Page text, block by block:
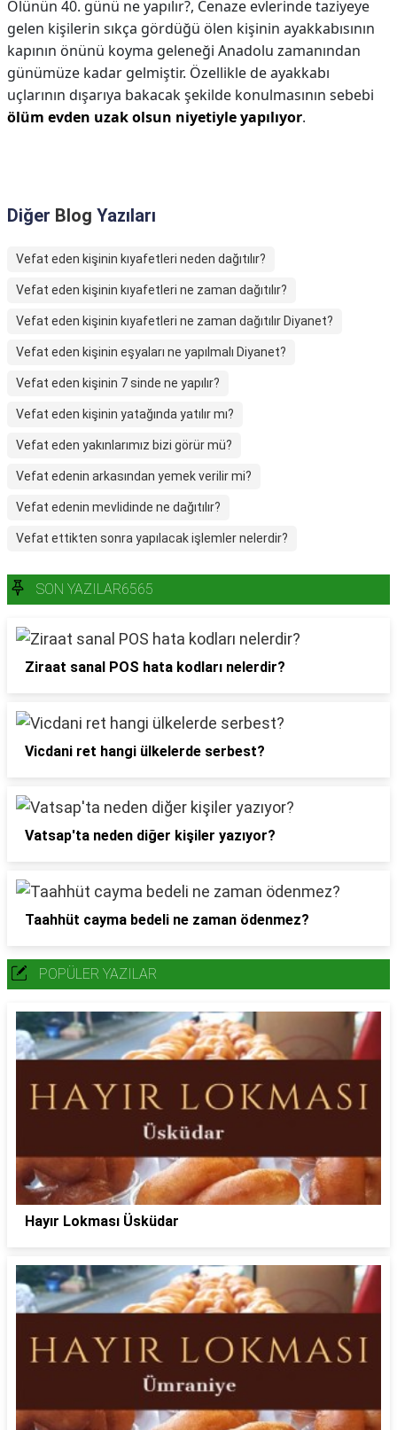
Ölünün 40. günü ne yapılır?, Cenaze evlerinde taziyeye
gelen kişilerin sıkça gördüğü ölen kişinin ayakkabısının
kapının önünü koyma geleneği Anadolu zamanından
günümüze kadar gelmiştir. Özellikle de ayakkabı
uçlarının dışarıya bakacak şekilde konulmasının sebebi
ölüm evden uzak olsun niyetiyle yapılıyor.
Diğer Blog Yazıları
Vefat eden kişinin kıyafetleri neden dağıtılır?
Vefat eden kişinin kıyafetleri ne zaman dağıtılır?
Vefat eden kişinin kıyafetleri ne zaman dağıtılır Diyanet?
Vefat eden kişinin eşyaları ne yapılmalı Diyanet?
Vefat eden kişinin 7 sinde ne yapılır?
Vefat eden kişinin yatağında yatılır mı?
Vefat eden yakınlarımız bizi görür mü?
Vefat edenin arkasından yemek verilir mi?
Vefat edenin mevlidinde ne dağıtılır?
Vefat ettikten sonra yapılacak işlemler nelerdir?
SON YAZILAR6565
Ziraat sanal POS hata kodları nelerdir?
Vicdani ret hangi ülkelerde serbest?
Vatsap'ta neden diğer kişiler yazıyor?
Taahhüt cayma bedeli ne zaman ödenmez?
POPÜLER YAZILAR
Hayır Lokması Üsküdar